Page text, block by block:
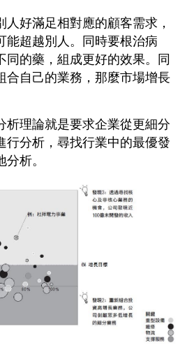
好滿足相對應的顧客需求，
能超越別人。同時要根治病
同的藥，組成更好的效果。同
合自己的業務，那麼市場增長
析理論就是要求企業從更細分
行分析，尋找行業中的最優發
析。